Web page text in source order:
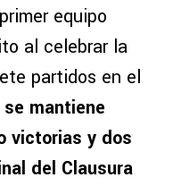
equipo
al celebrar la
partidos en el
mantiene
victorias y dos
del Clausura